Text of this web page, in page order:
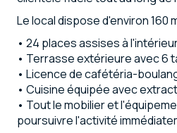
Le local dispose d'environ 160
• 24 places assises à
• Terrasse extérieure avec 6
• Licence de cafétéria-
• Cuisine équipée avec
• Tout le mobilier et
poursuivre l'activité